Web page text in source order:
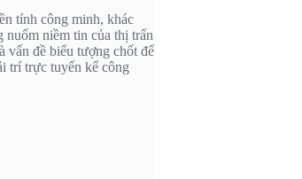
tính công minh, khác
nuốm niềm tin của thị trấn
vấn đề biểu tượng chốt để
trí trực tuyến kể công